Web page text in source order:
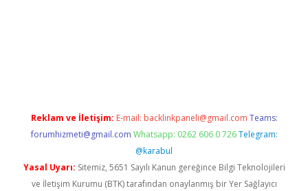
Reklam ve İletişim: E-mail: backlinkpaneli@gmail.com Teams:
forumhizmeti@gmail.com Whatsapp: 0262 606 0 726 Telegram:
@karabul
Yasal Uyarı: Sitemiz, 5651 Sayılı Kanun gereğince Bilgi Teknolojileri
ve İletişim Kurumu (BTK) tarafından onaylanmış bir Yer Sağlayıcı